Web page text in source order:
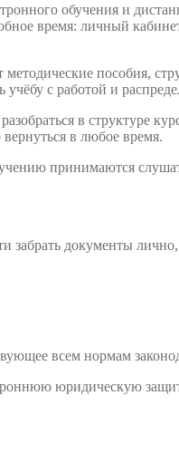
обучения и
время: личный
пособия,
с работой и
в структуре
в любое время.
принимаются
забрать документы
всем нормам
юридическую